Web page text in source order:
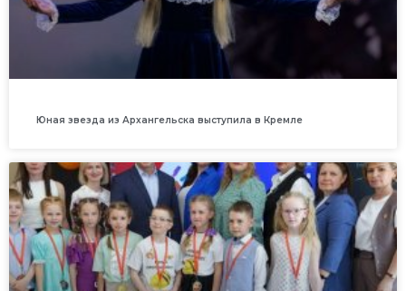
Юная звезда из Архангельска выступила в Кремле